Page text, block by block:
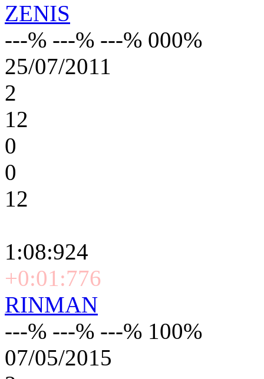
ZENIS
---% ---% ---% 000%
25/07/2011
2
12
0
0
12
1:08:924
+0:01:776
RINMAN
---% ---% ---% 100%
07/05/2015